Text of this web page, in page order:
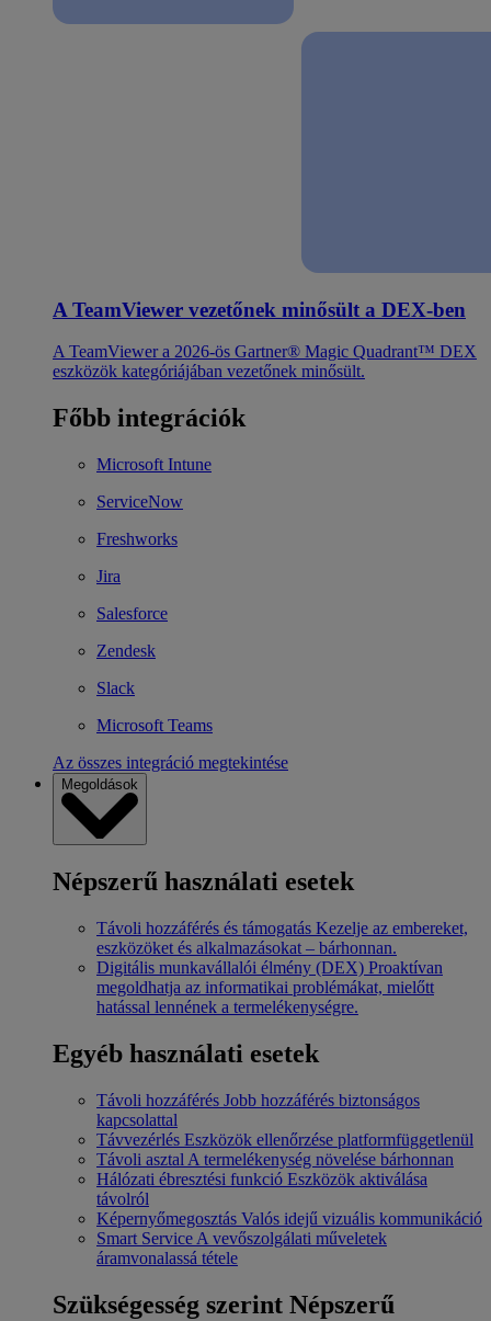
A TeamViewer vezetőnek minősült a DEX-ben
A TeamViewer a 2026-ös Gartner® Magic Quadrant™ DEX
eszközök kategóriájában vezetőnek minősült.
Főbb integrációk
Microsoft Intune
ServiceNow
Freshworks
Jira
Salesforce
Zendesk
Slack
Microsoft Teams
Az összes integráció megtekintése
Megoldások
Népszerű használati esetek
Távoli hozzáférés és támogatás Kezelje az embereket,
eszközöket és alkalmazásokat – bárhonnan.
Digitális munkavállalói élmény (DEX) Proaktívan
megoldhatja az informatikai problémákat, mielőtt
hatással lennének a termelékenységre.
Egyéb használati esetek
Távoli hozzáférés Jobb hozzáférés biztonságos
kapcsolattal
Távvezérlés Eszközök ellenőrzése platformfüggetlenül
Távoli asztal A termelékenység növelése bárhonnan
Hálózati ébresztési funkció Eszközök aktiválása
távolról
Képernyőmegosztás Valós idejű vizuális kommunikáció
Smart Service A vevőszolgálati műveletek
áramvonalassá tétele
Szükségesség szerint Népszerű